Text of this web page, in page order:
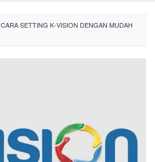
CARA SETTING K-VISION DENGAN MUDAH